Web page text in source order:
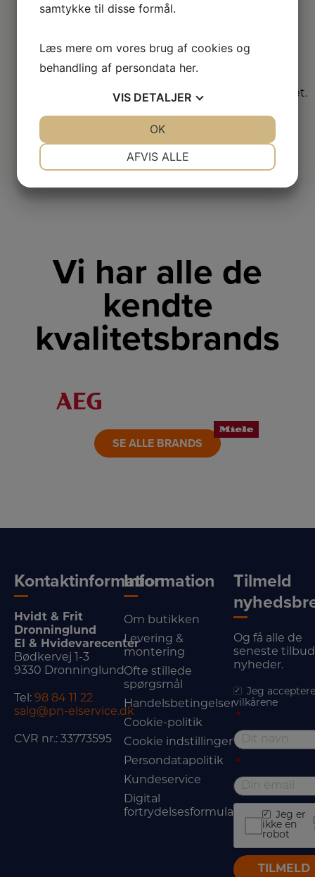
DK
Vælg mellem mange
forhandlere i hele landet.
Vi har alle de
kendte
kvalitetsbrands
LINK
SE ALLE BRANDS
Kontaktinformation
Hvidt & Frit
Dronninglund
El & Hvidevarecenter
Bødkervej 1-3
9330 Dronninglund
Tel: 98 84 11 22
salg@pn-elservice.dk
CVR nr.: 33773595
Information
Om butikken
Levering &
montering
Ofte stillede
spørgsmål
Handelsbetingelser
Cookie-politik
Cookie indstillinger
Persondatapolitik
Kundeservice
Digital
fortrydelsesformular
Tilmeld
Og få alle de
seneste
nyheder.
Jeg
vilkårene
*
*
Jeg er
ikke en
robot
samtykke til disse formål.
Læs mere om vores brug af cookies og
behandling af persondata her.
VIS DETALJER
AFVIS ALLE
OK